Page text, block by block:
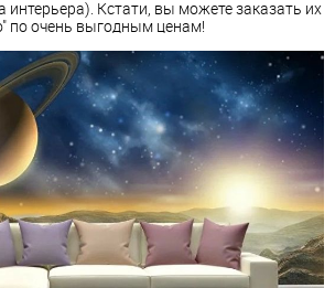
Кстати, вы можете заказать их
по очень выгодным ценам!